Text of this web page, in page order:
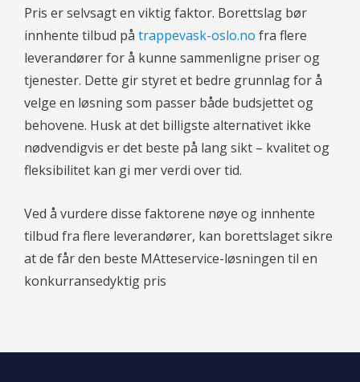
Pris er selvsagt en viktig faktor. Borettslag bør
innhente tilbud på trappevask-oslo.no fra flere
leverandører for å kunne sammenligne priser og
tjenester. Dette gir styret et bedre grunnlag for å
velge en løsning som passer både budsjettet og
behovene. Husk at det billigste alternativet ikke
nødvendigvis er det beste på lang sikt – kvalitet og
fleksibilitet kan gi mer verdi over tid.
Ved å vurdere disse faktorene nøye og innhente
tilbud fra flere leverandører, kan borettslaget sikre
at de får den beste MAtteservice-løsningen til en
konkurransedyktig pris